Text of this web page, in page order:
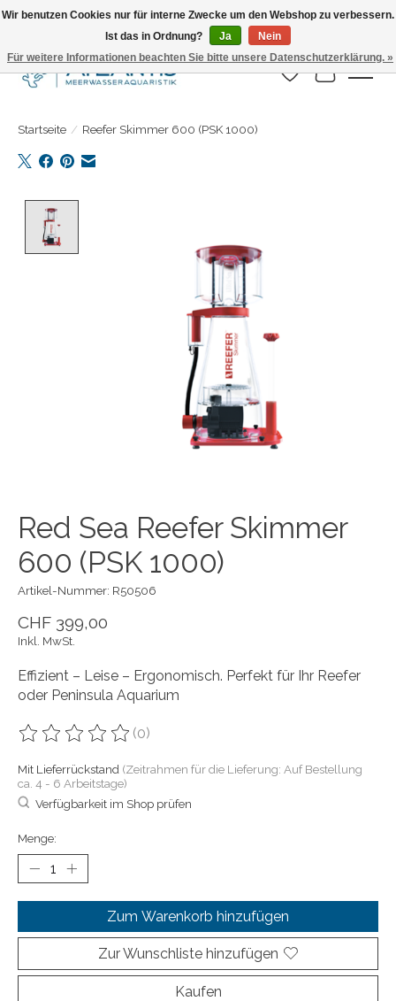
Täglicher Versand. Bestelle bis 15.00 Uhr
Wunschzettel
Ihr
Startseite / Reefer Skimmer 600 (PSK 1000)
Red Sea Reefer Skimmer
600 (PSK 1000)
Artikel-Nummer: R50506
CHF 399,00
Inkl. MwSt.
Effizient – Leise – Ergonomisch. Perfekt für Ihr Reefer
oder Peninsula Aquarium
Die Bewertung dieses Produkts ist
(0)
Mit Lieferrückstand (Zeitrahmen für die Lieferung: Auf Bestellung
ca. 4 - 6 Arbeitstage)
Verfügbarkeit im Shop prüfen
Menge:
Zum Warenkorb hinzufügen
Zur Wunschliste hinzufügen
Kaufen
Wir benutzen Cookies nur für interne Zwecke um den Webshop zu verbessern.
Ist das in Ordnung?
Ja
Nein
Für weitere Informationen beachten Sie bitte unsere Datenschutzerklärung. »